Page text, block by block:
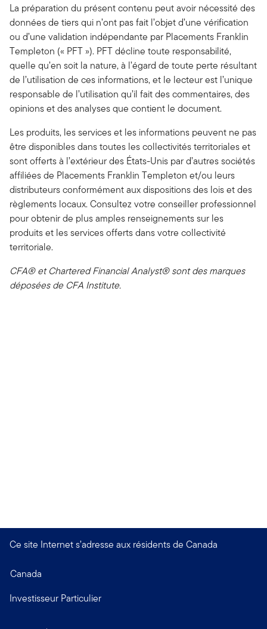
La préparation du présent contenu peut avoir nécessité des
données de tiers qui n’ont pas fait l’objet d’une vérification
ou d’une validation indépendante par Placements Franklin
Templeton (« PFT »). PFT décline toute responsabilité,
quelle qu’en soit la nature, à l’égard de toute perte résultant
de l’utilisation de ces informations, et le lecteur est l’unique
responsable de l’utilisation qu’il fait des commentaires, des
opinions et des analyses que contient le document.
Les produits, les services et les informations peuvent ne pas
être disponibles dans toutes les collectivités territoriales et
sont offerts à l’extérieur des États-Unis par d’autres sociétés
affiliées de Placements Franklin Templeton et/ou leurs
distributeurs conformément aux dispositions des lois et des
règlements locaux. Consultez votre conseiller professionnel
pour obtenir de plus amples renseignements sur les
produits et les services offerts dans votre collectivité
territoriale.
CFA® et Chartered Financial Analyst® sont des marques
déposées de CFA Institute.
Ce site Internet s’adresse aux résidents de Canada
Canada
Investisseur Particulier